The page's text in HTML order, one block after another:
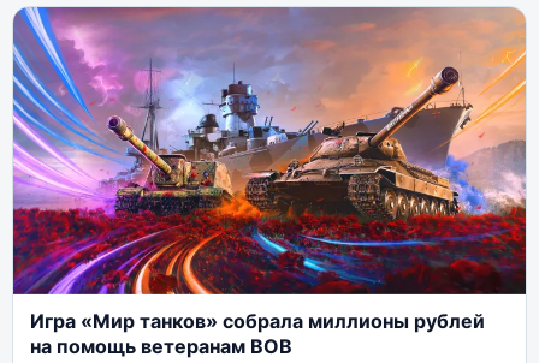
Игра «Мир танков» собрала миллионы рублей
на помощь ветеранам ВОВ